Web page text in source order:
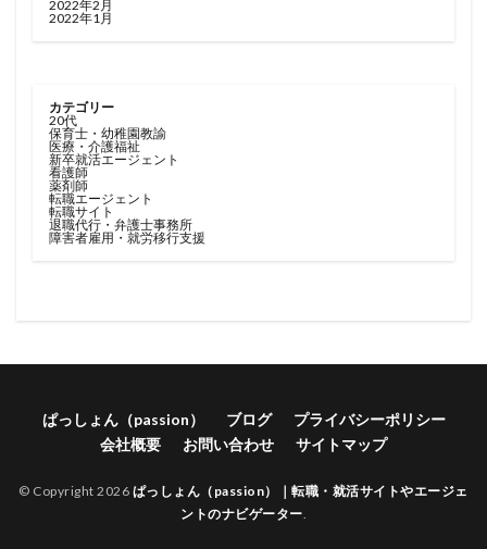
2022年2月
2022年1月
カテゴリー
20代
保育士・幼稚園教諭
医療・介護福祉
新卒就活エージェント
看護師
薬剤師
転職エージェント
転職サイト
退職代行・弁護士事務所
障害者雇用・就労移行支援
ぱっしょん（passion） ブログ
プライバシーポリシー
会社概要
お問い合わせ サイトマップ
© Copyright 2026 ぱっしょん（passion）｜転職・就活サイトやエージェ
ントのナビゲーター